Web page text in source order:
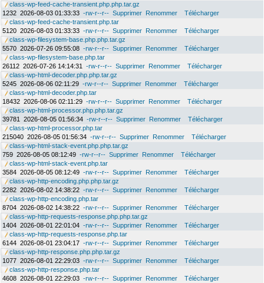
class-wp-feed-cache-transient.php.php.tar.gz
1232 2026-08-03 01:33:33 -rw-r--r-- Supprimer Renommer
Télécharger
class-wp-feed-cache-transient.php.tar
5120 2026-08-03 01:33:33 -rw-r--r-- Supprimer Renommer
Télécharger
class-wp-filesystem-base.php.php.tar.gz
5570 2026-07-26 09:55:08 -rw-r--r-- Supprimer Renommer
Télécharger
class-wp-filesystem-base.php.tar
26112 2026-07-26 14:14:31 -rw-r--r-- Supprimer Renommer
Télécharger
class-wp-html-decoder.php.php.tar.gz
5245 2026-08-06 02:11:29 -rw-r--r-- Supprimer Renommer
Télécharger
class-wp-html-decoder.php.tar
18432 2026-08-06 02:11:29 -rw-r--r-- Supprimer Renommer
Télécharger
class-wp-html-processor.php.php.tar.gz
39781
2026-08-05 01:56:34 -rw-r--r-- Supprimer Renommer
Télécharger
class-wp-html-processor.php.tar
215040 2026-08-05 01:56:34 -rw-r--r-- Supprimer Renommer
Télécharger
class-wp-html-stack-event.php.php.tar.gz
759 2026-08-05 08:12:49 -rw-r--r-- Supprimer Renommer
Télécharger
class-wp-html-stack-event.php.tar
3584 2026-08-05 08:12:49 -rw-r--r-- Supprimer Renommer
Télécharger
class-wp-http-encoding.php.php.tar.gz
2282 2026-08-02 14:38:22 -rw-r--r-- Supprimer Renommer
Télécharger
class-wp-http-encoding.php.tar
8704 2026-08-02 14:38:22 -rw-r--r-- Supprimer Renommer
Télécharger
class-wp-http-requests-response.php.php.tar.gz
1404 2026-08-01 22:01:04 -rw-r--r-- Supprimer Renommer
Télécharger
class-wp-http-requests-response.php.tar
6144 2026-08-01 23:04:17 -rw-r--r-- Supprimer Renommer
Télécharger
class-wp-http-response.php.php.tar.gz
1077 2026-08-01 22:29:03 -rw-r--r-- Supprimer Renommer
Télécharger
class-wp-http-response.php.tar
4608 2026-08-01 22:29:03 -rw-r--r-- Supprimer Renommer
Télécharger